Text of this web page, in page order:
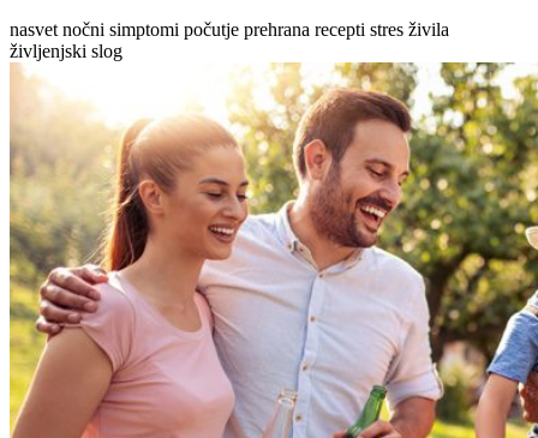
nasvet nočni simptomi počutje prehrana recepti stres živila
življenjski slog